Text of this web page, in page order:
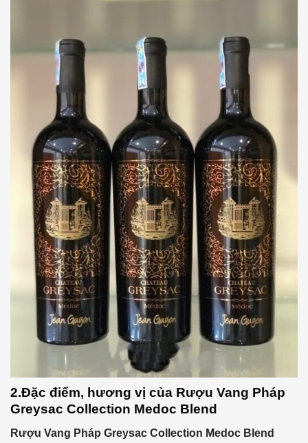
2.Đặc điểm, hương vị của Rượu Vang Pháp
Greysac Collection Medoc Blend
Rượu Vang Pháp Greysac Collection Medoc Blend